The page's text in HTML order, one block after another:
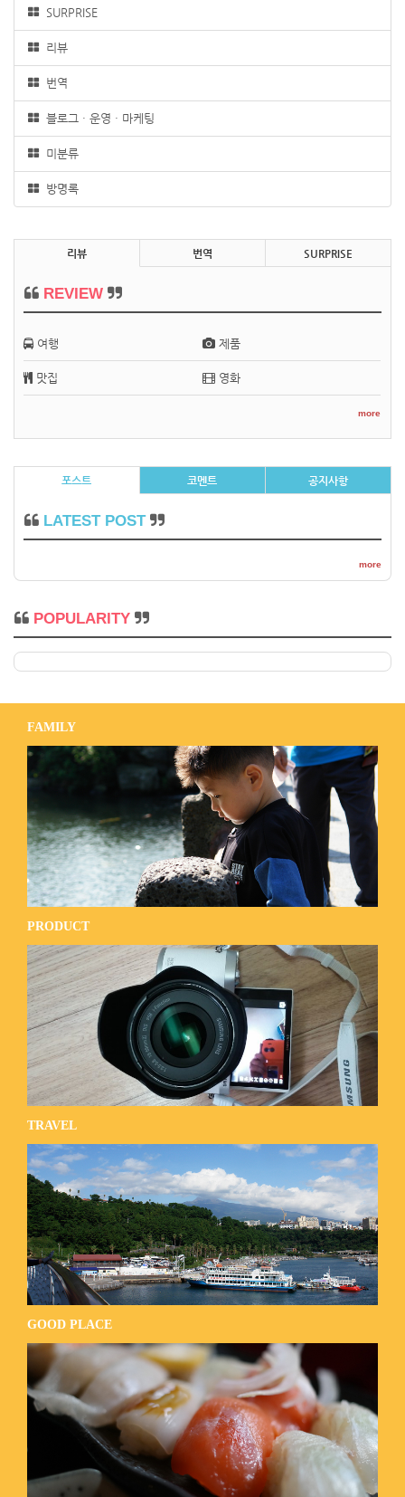
SURPRISE
리뷰
번역
블로그 · 운영 · 마케팅
미분류
방명록
리뷰 번역 SURPRISE
REVIEW
여행 제품
맛집 영화
more
포스트 코멘트 공지사항
LATEST POST
more
POPULARITY
FAMILY
PRODUCT
TRAVEL
GOOD PLACE